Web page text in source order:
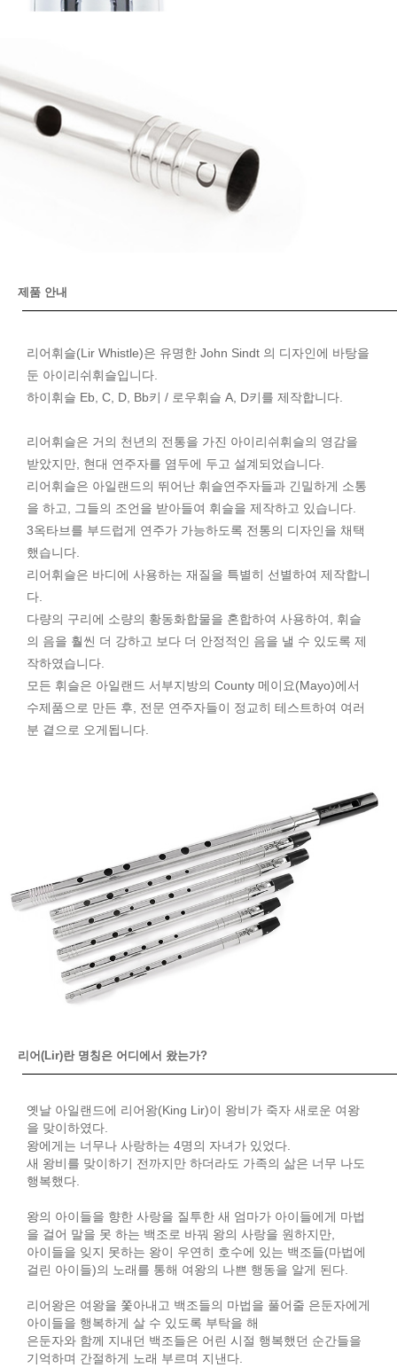
제품 안내
리어휘슬(Lir Whistle)은 유명한 John Sindt 의 디자인에 바탕을
둔 아이리쉬휘슬입니다.
하이휘슬 Eb, C, D, Bb키 / 로우휘슬 A, D키를 제작합니다.
리어휘슬은 거의 천년의 전통을 가진 아이리쉬휘슬의 영감을
받았지만, 현대 연주자를 염두에 두고 설계되었습니다.
리어휘슬은 아일랜드의 뛰어난 휘슬연주자들과 긴밀하게 소통
을 하고, 그들의 조언을 받아들여 휘슬을 제작하고 있습니다.
3옥타브를 부드럽게 연주가 가능하도록 전통의 디자인을 채택
했습니다.
리어휘슬은 바디에 사용하는 재질을 특별히 선별하여 제작합니
다.
다량의 구리에 소량의 황동화합물을 혼합하여 사용하여, 휘슬
의 음을 훨씬 더 강하고 보다 더 안정적인 음을 낼 수 있도록 제
작하였습니다.
모든 휘슬은 아일랜드 서부지방의 County 메이요(Mayo)에서
수제품으로 만든 후, 전문 연주자들이 정교히 테스트하여 여러
분 곁으로 오게됩니다.
리어(Lir)란 명칭은 어디에서 왔는가?
옛날 아일랜드에 리어왕(King Lir)이 왕비가 죽자 새로운 여왕
을 맞이하였다.
왕에게는 너무나 사랑하는 4명의 자녀가 있었다.
새 왕비를 맞이하기 전까지만 하더라도 가족의 삶은 너무 나도
행복했다.
왕의 아이들을 향한 사랑을 질투한 새 엄마가 아이들에게 마법
을 걸어 말을 못 하는 백조로 바꿔 왕의 사랑을 원하지만,
아이들을 잊지 못하는 왕이 우연히 호수에 있는 백조들(마법에
걸린 아이들)의 노래를 통해 여왕의 나쁜 행동을 알게 된다.
리어왕은 여왕을 쫓아내고 백조들의 마법을 풀어줄 은둔자에게
아이들을 행복하게 살 수 있도록 부탁을 해
은둔자와 함께 지내던 백조들은 어린 시절 행복했던 순간들을
기억하며 간절하게 노래 부르며 지낸다.